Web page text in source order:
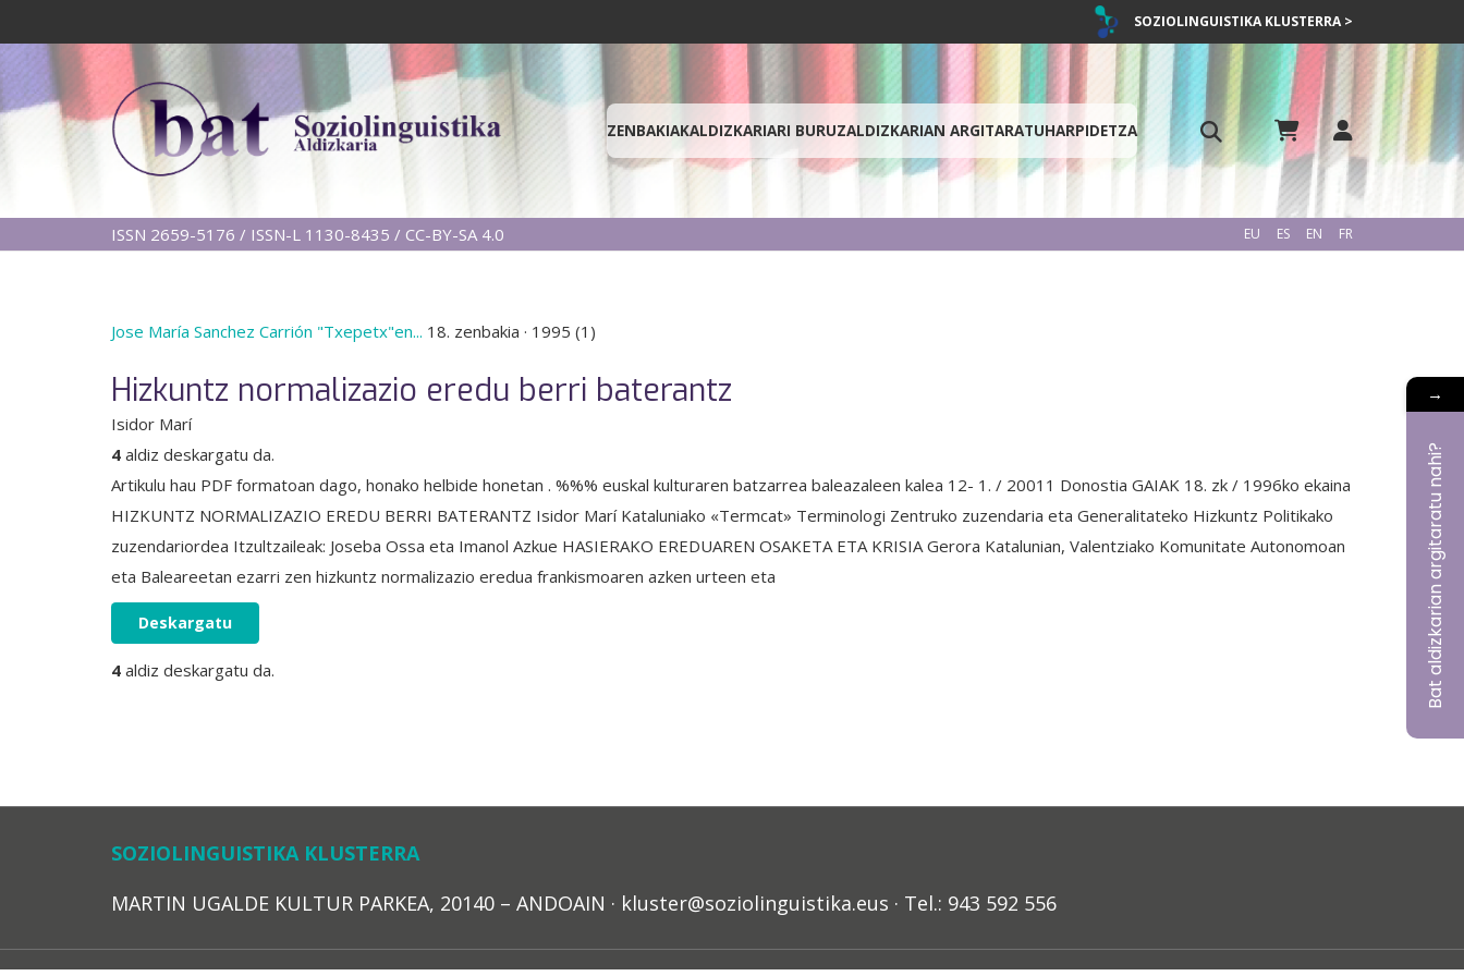
SOZIOLINGUISTIKA KLUSTERRA >
ZENBAKIAKALDIZKARIARI BURUZALDIZKARIAN ARGITARATUHARPIDETZA
ISSN 2659-5176 / ISSN-L 1130-8435 / CC-BY-SA 4.0 EU ES EN FR
Jose María Sanchez Carrión "Txepetx"en... 18. zenbakia · 1995 (1)
Hizkuntz normalizazio eredu berri baterantz
Isidor Marí
4 aldiz deskargatu da.
Artikulu hau PDF formatoan dago, honako helbide honetan . %%% euskal kulturaren batzarrea baleazaleen kalea 12- 1. / 20011 Donostia GAIAK 18. zk / 1996ko ekaina
HIZKUNTZ NORMALIZAZIO EREDU BERRI BATERANTZ Isidor Marí Kataluniako «Termcat» Terminologi Zentruko zuzendaria eta Generalitateko Hizkuntz Politikako
zuzendariordea Itzultzaileak: Joseba Ossa eta Imanol Azkue HASIERAKO EREDUAREN OSAKETA ETA KRISIA Gerora Katalunian, Valentziako Komunitate Autonomoan
eta Baleareetan ezarri zen hizkuntz normalizazio eredua frankismoaren azken urteen eta
Deskargatu
4 aldiz deskargatu da.
SOZIOLINGUISTIKA KLUSTERRA
MARTIN UGALDE KULTUR PARKEA, 20140 – ANDOAIN · kluster@soziolinguistika.eus · Tel.: 943 592 556
→
Bat aldizkarian argitaratu nahi?